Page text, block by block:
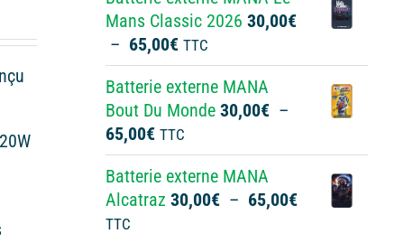
à
Mans Classic 2026 30,00€
– 65,00€Plage
de
prix :
30,00€
à
65,00€
TTC
Batterie externe MANA
Bout Du Monde 30,00€ –
65,00€Plage
de
prix :
30,00€
TTC
Batterie externe MANA
Alcatraz 30,00€ – 65,00€Plage
TTC